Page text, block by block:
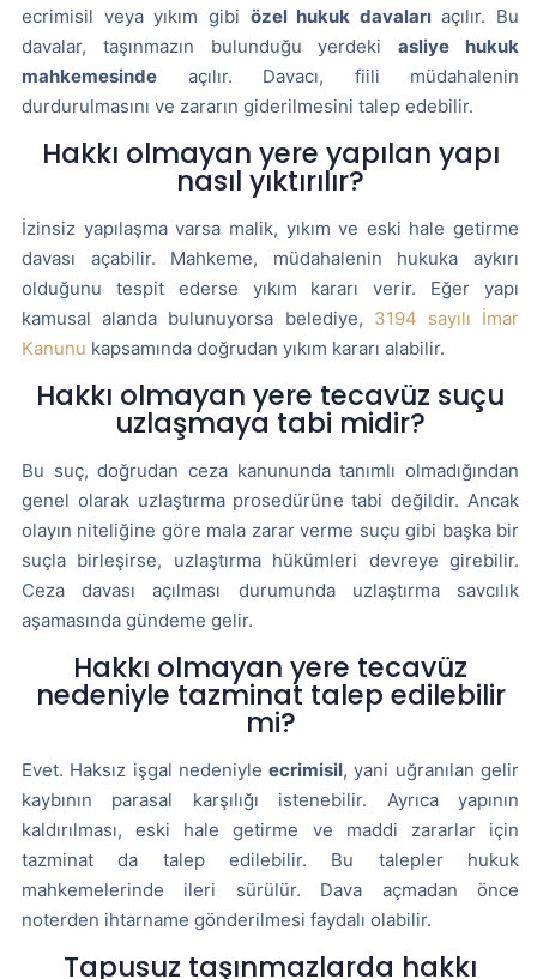
ecrimisil veya yıkım gibi özel hukuk davalarıaçılır. Bu
davalar, taşınmazın bulunduğu yerdekiasliye hukuk
mahkemesinde açılır. Davacı, fiili müdahalenin
durdurulmasını ve zararın giderilmesini talep edebilir.
Hakkı olmayan yere yapılan yapı
nasıl yıktırılır?
İzinsiz yapılaşma varsa malik, yıkım ve eski hale getirme
davası açabilir. Mahkeme, müdahalenin hukuka aykırı
olduğunu tespit ederse yıkım kararı verir. Eğer yapı
kamusal alanda bulunuyorsa belediye, 3194 sayılı İmar
Kanunu kapsamında doğrudan yıkım kararı alabilir.
Hakkı olmayan yere tecavüz suçu
uzlaşmaya tabi midir?
Bu suç, doğrudan ceza kanununda tanımlı olmadığından
genel olarak uzlaştırma prosedürüne tabi değildir. Ancak
olayın niteliğine göre mala zarar verme suçu gibi başka bir
suçla birleşirse, uzlaştırma hükümleri devreye girebilir.
Ceza davası açılması durumunda uzlaştırma savcılık
aşamasında gündeme gelir.
Hakkı olmayan yere tecavüz
nedeniyle tazminat talep edilebilir
mi?
Evet. Haksız işgal nedeniyleecrimisil, yani uğranılan gelir
kaybının parasal karşılığı istenebilir. Ayrıca yapının
kaldırılması, eski hale getirme ve maddi zararlar için
tazminat da talep edilebilir. Bu talepler hukuk
mahkemelerinde ileri sürülür. Dava açmadan önce
noterden ihtarname gönderilmesi faydalı olabilir.
Tapusuz taşınmazlarda hakkı